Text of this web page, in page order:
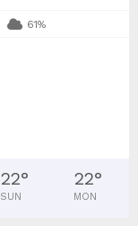
61%
22°
SUN
22°
MON